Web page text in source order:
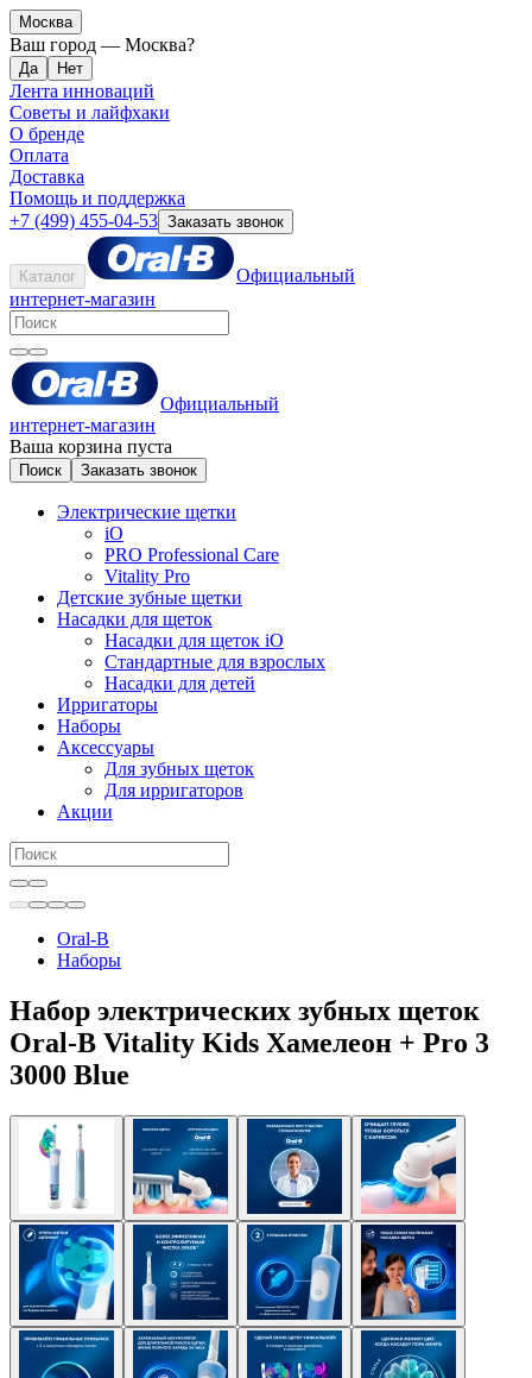
Москва
Ваш город — Москва?
Лента инноваций
Советы и лайфхаки
О бренде
Оплата
Доставка
Помощь и поддержка
+7 (499) 455-04-53 Заказать звонок
Каталог
Официальный
интернет-магазин
Официальный
интернет-магазин
Ваша корзина пуста
Поиск Заказать звонок
Электрические щетки
iO
PRO Professional Care
Vitality Pro
Детские зубные щетки
Насадки для щеток
Насадки для щеток iO
Стандартные для взрослых
Насадки для детей
Ирригаторы
Наборы
Аксессуары
Для зубных щеток
Для ирригаторов
Акции
Oral-B
Наборы
Набор электрических зубных щеток
Oral-B Vitality Kids Хамелеон + Pro 3
3000 Blue